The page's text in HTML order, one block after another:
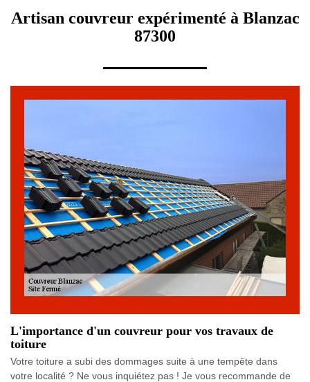
Artisan couvreur expérimenté à Blanzac
87300
L'importance d'un couvreur pour vos travaux de
toiture
Votre toiture a subi des dommages suite à une tempête dans
votre localité ? Ne vous inquiétez pas ! Je vous recommande de